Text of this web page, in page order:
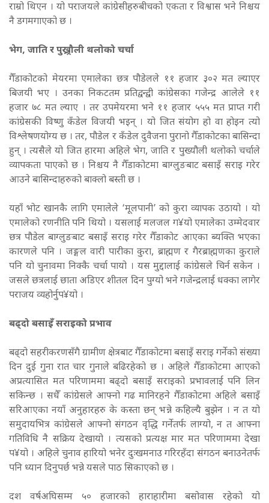
राम्रो थिएन । यो पराजयले कांग्रेसीहरुबीचको एकता र विश्वास भने निश्चय
नै डगमगाएको छ ।
भेग, जाति र पुख्र्रौली थलोको चर्चा
गैँडाकोटको मेयरमा एमालेका छत्र पौडेलले ११ हजार ३०२ मत ल्याएर
बिजयी भए । उनका निकटतम प्रतिद्वन्द्वी कांग्रेसका गजेन्द्र आलेले ११
हजार ७८ मत ल्याए । तर उपमेयरमा भने ११ हजार ५५५ मत प्राप्त गरी
कांग्रेसकी विष्णु कँडेल विजयी भइन् । यो जित संयोग हो वा होइन त्यो
विश्लेषणयोग्य छ । तर, पौडेल र कँडेल दुवैजना पुरानो गैँडाकोटका बासिन्दा
हुन् । त्यसैले यो जित हारमा अहिले भेग, जाति र पुख्यौली थलोको चर्चाले
व्यापकता पाएको छ । निश्चय नै गैँडाकोटमा बाग्लुङबाट बसाइँ सराइ गरेर
आउने बासिन्दाहरुको बाक्लो बस्ती छ ।
यहाँ भोट खानकै लागि एमालेले ‘मूलपानी’ को कुरा व्यापक उठायो । यो
एमालेको रणनीति पनि थियो । यसलाई मलजल ग¥यो एमालेका उम्मेदवार
छत्र पौडेल बाग्लुङबाट बसाइँ सराइ गरेर गैँडाकोट आएका ब्यक्ति भएका
कारणले पनि । जङ्गल वारी पारीका कुरा, ब्राह्मण र गैरब्राह्मणका कुराले
पनि यो चुनावमा निक्कै चर्चा पायो । यस मुद्दालाई कांग्रेसले चिर्न सकेन ।
जसले छत्रलाई छाता अडिएर शीतल दिन पुग्यो भने गजेन्द्रलाई धक्का लागेर
पराजय व्यहोर्नुप¥यो ।
बढ्दो बसाइँ सराइको प्रभाव
बढ्दो सहरीकरणसँगै ग्रामीण क्षेत्रबाट गैँडाकोटमा बसाइँ सराइ गर्नेको संख्या
दिन दुई गुना रात चार गुनाले बढिरहेको छ । अहिले गैँडाकोटमा आएको
अप्रत्यासित मत परिणाममा बढ्दो बसाइँ सराइको प्रभावलाई पनि लिन
सकिन्छ । सधैँ कांग्रेसले आफ्नो गढ मानिरहने गैँडाकोटमा अहिले बसाइँ
सरिआएका नयाँ अनुहारहरु के कस्ता छन् भन्ने कहिल्यै बुझेन । न त यो
समुदायभित्र कांग्रेसले आफ्नो संगठन वृद्धि गर्नेतर्फ लाग्यो, न त आफ्ना
गतिविधि नै सक्रिय देखायो । त्यसको प्रत्यक्ष मार मत परिणाममा देखा
प¥यो । अहिले चुनाव हारियो भनेर दुःखमनाउ गरिरहँदा संगठन बनाउनेतर्फ
पनि ध्यान दिनुपर्छ भन्ने यसले पाठ सिकाएको छ ।
दश वर्षअघिसम्म ५० हजारको हाराहारीमा बसोवास रहेको यो